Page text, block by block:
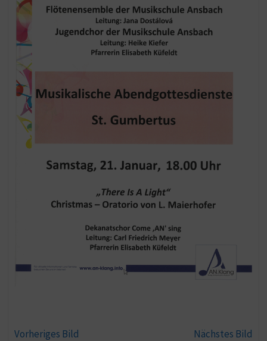
Vorheriges Bild Nächstes Bild